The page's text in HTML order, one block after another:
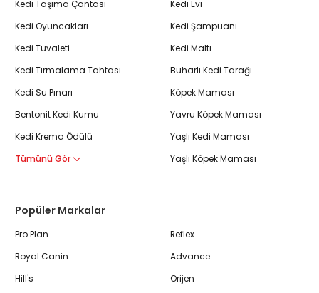
Kedi Taşıma Çantası
Kedi Oyuncakları
Kedi Tuvaleti
Kedi Tırmalama Tahtası
Kedi Su Pınarı
Bentonit Kedi Kumu
Kedi Krema Ödülü
Tümünü Gör
Kedi Evi
Kedi Şampuanı
Kedi Maltı
Buharlı Kedi Tarağı
Köpek Maması
Yavru Köpek Maması
Yaşlı Kedi Maması
Yaşlı Köpek Maması
Popüler Markalar
Pro Plan
Royal Canin
Hill's
Reflex
Advance
Orijen